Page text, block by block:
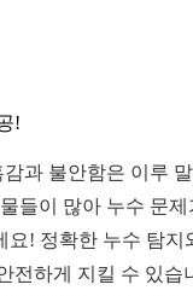
!
과 불안함은 이루
들이 많아 누수 문제
요! 정확한 누수 탐지
전하게 지킬 수 있습